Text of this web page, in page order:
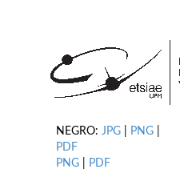
NEGRO: JPG PNG
PDF
PNG
PDF